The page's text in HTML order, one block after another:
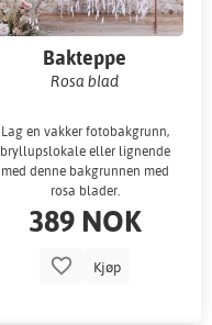
Bakteppe
Rosa blad
Lag en vakker fotobakgrunn,
bryllupslokale eller lignende
med denne bakgrunnen med
rosa blader.
389 NOK
Kjøp